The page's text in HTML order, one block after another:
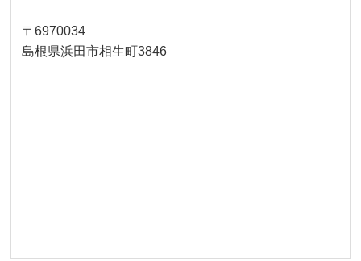
〒6970034
島根県浜田市相生町3846